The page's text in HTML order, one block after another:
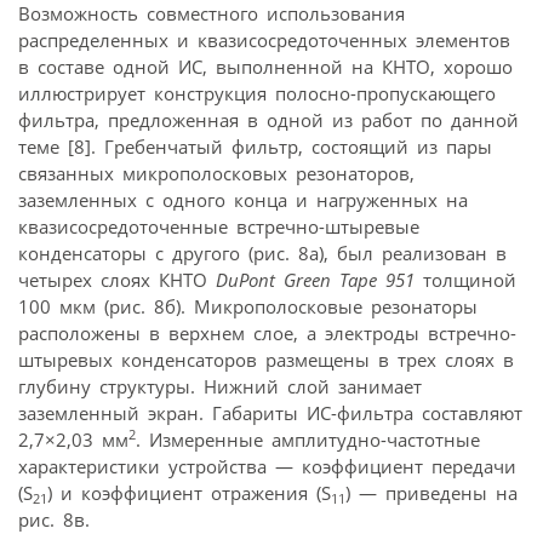
Возможность совместного использования
распределенных и квазисосредоточенных элементов
в составе одной ИС, выполненной на КНТО, хорошо
иллюстрирует конструкция полосно-пропускающего
фильтра, предложенная в одной из работ по данной
теме [8]. Гребенчатый фильтр, состоящий из пары
связанных микрополосковых резонаторов,
заземленных с одного конца и нагруженных на
квазисосредоточенные встречно-штыревые
конденсаторы с другого (рис. 8а), был реализован в
четырех слоях КНТО DuPont Green Tape 951 толщиной
100 мкм (рис. 8б). Микрополосковые резонаторы
расположены в верхнем слое, а электроды встречно-
штыревых конденсаторов размещены в трех слоях в
глубину структуры. Нижний слой занимает
заземленный экран. Габариты ИС-фильтра составляют
2,7×2,03 мм2. Измеренные амплитудно-частотные
характеристики устройства — коэффициент передачи
(S21) и коэффициент отражения (S11) — приведены на
рис. 8в.